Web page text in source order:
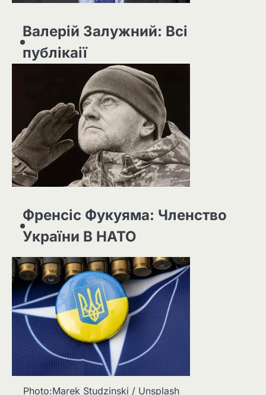
Валерій Залужний: Всі
публікаії
Френсіс Фукуяма: Членство
України В НАТО
Photo:Marek Studzinski / Unsplash